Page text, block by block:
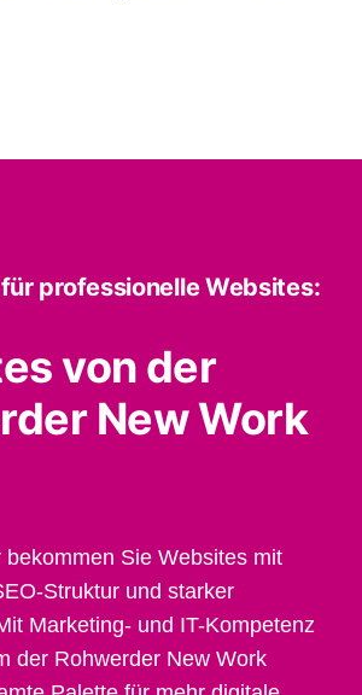
professionelle Websites:
von der
New Work
bekommen Sie Websites mit
Struktur und starker
Marketing- und IT-Kompetenz
der Rohwerder New Work